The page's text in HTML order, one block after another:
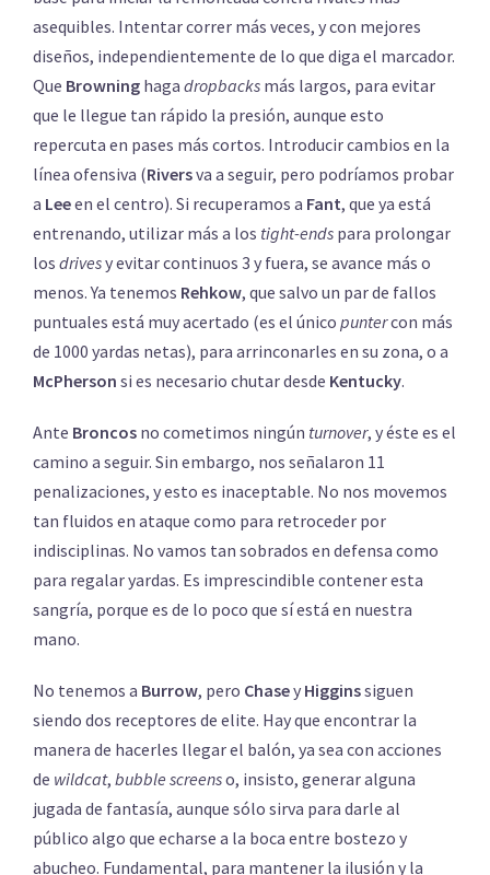
asequibles. Intentar correr más veces, y con mejores
diseños, independientemente de lo que diga el marcador.
Que Browning haga dropbacks más largos, para evitar
que le llegue tan rápido la presión, aunque esto
repercuta en pases más cortos. Introducir cambios en la
línea ofensiva (Riversva a seguir, pero podríamos probar
a Leeen el centro). Si recuperamos a Fant, que ya está
entrenando, utilizar más a los tight-ends para prolongar
los drivesy evitar continuos 3 y fuera, se avance más o
menos. Ya tenemos Rehkow, que salvo un par de fallos
puntuales está muy acertado (es el único puntercon más
de 1000 yardas netas), para arrinconarles en su zona, o a
McPherson si es necesario chutar desde Kentucky.
Ante Broncos no cometimos ningún turnover, y éste es el
camino a seguir. Sin embargo, nos señalaron 11
penalizaciones, y esto es inaceptable. No nos movemos
tan fluidos en ataque como para retroceder por
indisciplinas. No vamos tan sobrados en defensa como
para regalar yardas. Es imprescindible contener esta
sangría, porque es de lo poco que sí está en nuestra
mano.
No tenemos a Burrow, pero Chasey Higginssiguen
siendo dos receptores de elite. Hay que encontrar la
manera de hacerles llegar el balón, ya sea con acciones
de wildcat, bubble screenso, insisto, generar alguna
jugada de fantasía, aunque sólo sirva para darle al
público algo que echarse a la boca entre bostezo y
abucheo. Fundamental, para mantener la ilusión y la